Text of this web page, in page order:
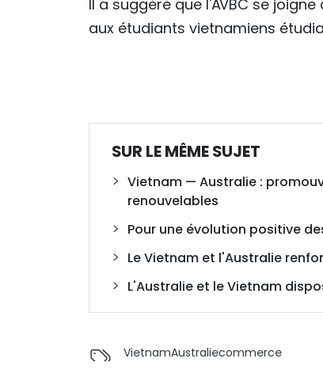
Il a suggéré que l'AVBC se
aux étudiants vietnamiens
SUR LE MÊME SUJET
Vietnam — Australie :
renouvelables
Pour une évolution positive
Le Vietnam et l'Australie
L'Australie et le Vietnam
VietnamAustraliecommerce